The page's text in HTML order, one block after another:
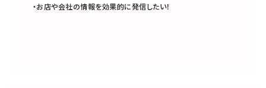
・お店や会社の情報を効果的に発信したい！